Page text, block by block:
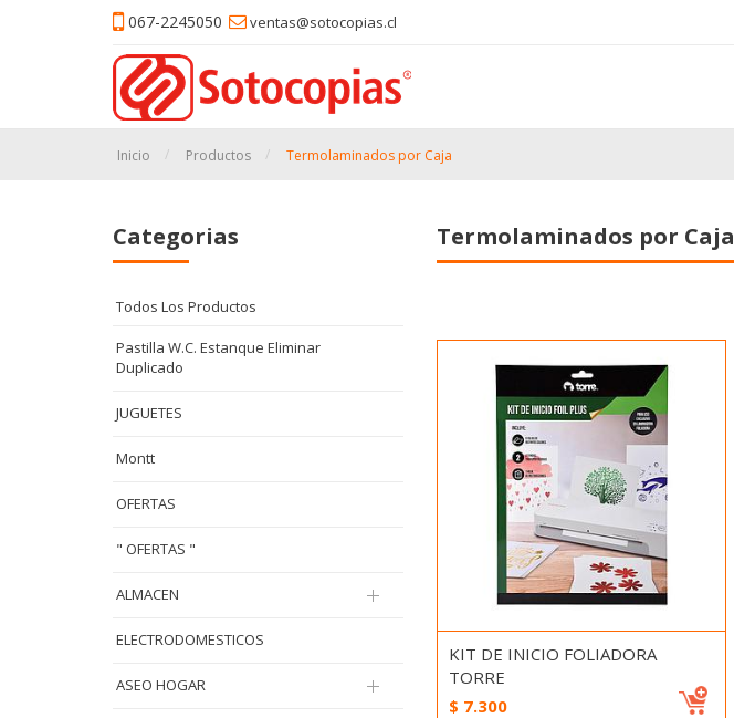
067-2245050 ventas@sotocopias.cl
Inicio Productos Termolaminados por Caja
Categorias
Todos Los Productos
Pastilla W.C. Estanque Eliminar
Duplicado
JUGUETES
Montt
OFERTAS
" OFERTAS "
ALMACEN
ELECTRODOMESTICOS
ASEO HOGAR
Termolaminados por Caja
KIT DE INICIO FOLIADORA
TORRE
$ 7.300